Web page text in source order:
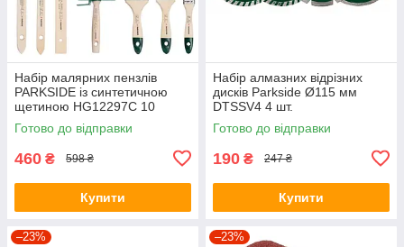
Набір малярних пензлів
PARKSIDE із синтетичною
щетиною HG12297C 10
предметів
Готово до відправки
460 ₴ 598 ₴
Купити
Набір алмазних відрізних
дисків Parkside Ø115 мм
DTSSV4 4 шт.
Готово до відправки
190 ₴ 247 ₴
Купити
–23% –23%